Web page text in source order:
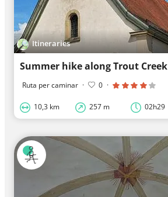
Itineraries
Summer hike along Trout Creek
Ruta per caminar · 0 ·
10,3 km 257 m 02h29